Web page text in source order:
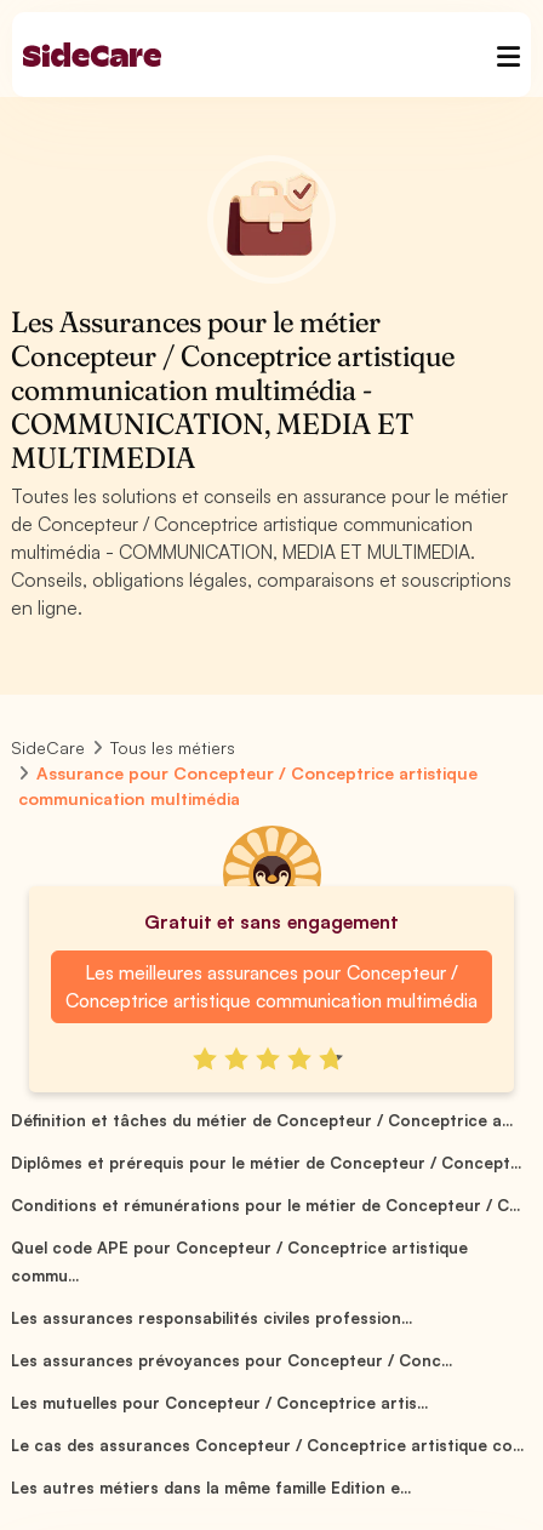
Les Assurances pour le métier
Concepteur / Conceptrice artistique
communication multimédia -
COMMUNICATION, MEDIA ET
MULTIMEDIA
Toutes les solutions et conseils en assurance pour le métier
de Concepteur / Conceptrice artistique communication
multimédia - COMMUNICATION, MEDIA ET MULTIMEDIA.
Conseils, obligations légales, comparaisons et souscriptions
en ligne.
SideCare
Tous les métiers
Assurance pour Concepteur / Conceptrice artistique
communication multimédia
Gratuit et sans engagement
Les meilleures assurances pour Concepteur /
Conceptrice artistique communication multimédia
Définition et tâches du métier de Concepteur / Conceptrice a...
Diplômes et prérequis pour le métier de Concepteur / Concept...
Conditions et rémunérations pour le métier de Concepteur / C...
Quel code APE pour Concepteur / Conceptrice artistique
commu...
Les assurances responsabilités civiles profession...
Les assurances prévoyances pour Concepteur / Conc...
Les mutuelles pour Concepteur / Conceptrice artis...
Le cas des assurances Concepteur / Conceptrice artistique co...
Les autres métiers dans la même famille Edition e...